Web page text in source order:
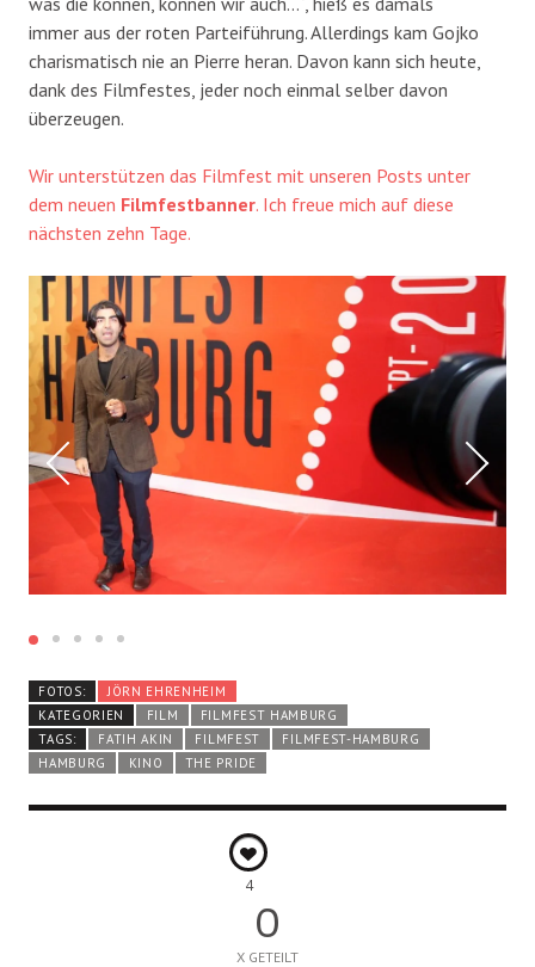
immer aus der roten Parteiführung. Allerdings kam Gojko
charismatisch nie an Pierre heran. Davon kann sich heute,
dank des Filmfestes, jeder noch einmal selber davon
überzeugen.
Wir unterstützen das Filmfest mit unseren Posts unter
dem neuen Filmfestbanner. Ich freue mich auf diese
nächsten zehn Tage.
FOTOS:
JÖRN EHRENHEIM
KATEGORIEN
FILM
FILMFEST HAMBURG
TAGS:
FATIH AKIN FILMFEST
FILMFEST-HAMBURG
HAMBURG
KINO THE PRIDE
4
0
X GETEILT